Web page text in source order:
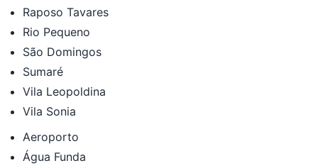
Raposo Tavares
Rio Pequeno
São Domingos
Sumaré
Vila Leopoldina
Vila Sonia
Aeroporto
Água Funda